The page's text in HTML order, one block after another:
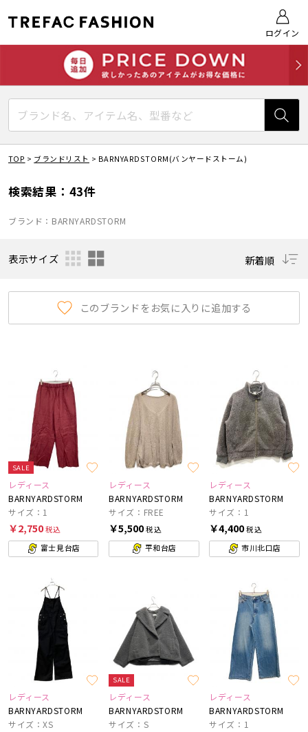
ログイン
TOP > ブランドリスト > BARNYARDSTORM(バンヤードストーム)
検索結果：43件
ブランド：BARNYARDSTORM
表示サイズ 新着順
このブランドをお気に入りに追加する
SALE
レディース
BARNYARDSTORM
サイズ：1
￥2,750税込
富士見台店
レディース
BARNYARDSTORM
サイズ：FREE
￥5,500税込
平和台店
レディース
BARNYARDSTORM
サイズ：1
￥4,400税込
市川北口店
レディース
BARNYARDSTORM
サイズ：XS
SALE
レディース
BARNYARDSTORM
サイズ：S
レディース
BARNYARDSTORM
サイズ：1